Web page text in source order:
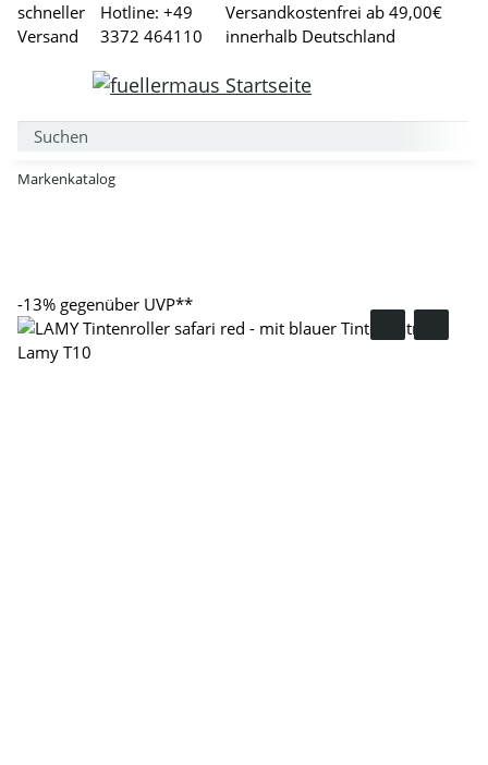
schneller
Versand
Hotline: +49
3372 464110
Versandkostenfrei ab 49,00€
innerhalb Deutschland
Markenkatalog
-13% gegenüber UVP**